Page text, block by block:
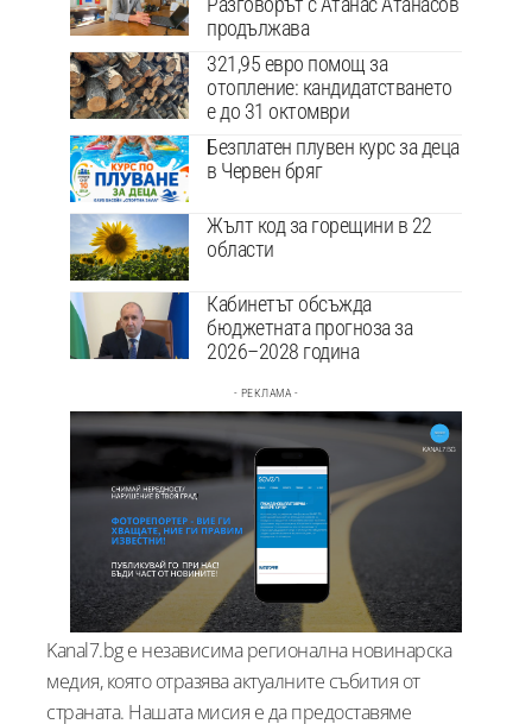
продължава
321,95 евро помощ за
отопление: кандидатстването
е до 31 октомври
Безплатен плувен курс за деца
в Червен бряг
Жълт код за горещини в 22
области
Кабинетът обсъжда
бюджетната прогноза за
2026–2028 година
- РЕКЛАМА -
Kanal7.bg е независима регионална новинарска
медия, която отразява актуалните събития от
страната. Нашата мисия е да предоставяме